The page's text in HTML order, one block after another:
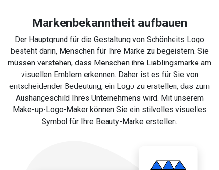
Markenbekanntheit aufbauen
Der Hauptgrund für die Gestaltung von Schönheits Logo
besteht darin, Menschen für Ihre Marke zu begeistern. Sie
müssen verstehen, dass Menschen ihre Lieblingsmarke am
visuellen Emblem erkennen. Daher ist es für Sie von
entscheidender Bedeutung, ein Logo zu erstellen, das zum
Aushängeschild Ihres Unternehmens wird. Mit unserem
Make-up-Logo-Maker können Sie ein stilvolles visuelles
Symbol für Ihre Beauty-Marke erstellen.